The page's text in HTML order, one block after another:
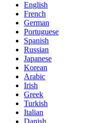
English
French
German
Portuguese
Spanish
Russian
Japanese
Korean
Arabic
Irish
Greek
Turkish
Italian